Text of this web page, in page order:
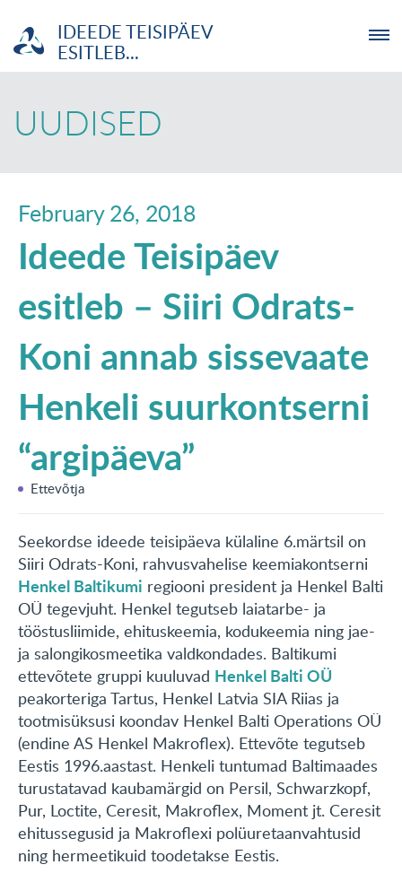
IDEEDE TEISIPÄEV
ESITLEB...
MTÜ
INVESTOR
TUTVUSTUS
UUDISED
UUDISED
February 26, 2018
Ideede Teisipäev
esitleb – Siiri Odrats-
Koni annab sissevaate
Henkeli suurkontserni
“argipäeva”
Ettevõtja
Seekordse ideede teisipäeva külaline 6.märtsil on
Siiri Odrats-Koni, rahvusvahelise keemiakontserni
Henkel Baltikumi regiooni president ja Henkel Balti
OÜ tegevjuht. Henkel tegutseb laiatarbe- ja
tööstusliimide, ehituskeemia, kodukeemia ning jae-
ja salongikosmeetika valdkondades. Baltikumi
ettevõtete gruppi kuuluvad Henkel Balti OÜ
peakorteriga Tartus, Henkel Latvia SIA Riias ja
tootmisüksusi koondav Henkel Balti Operations OÜ
(endine AS Henkel Makroflex). Ettevõte tegutseb
Eestis 1996.aastast. Henkeli tuntumad Baltimaades
turustatavad kaubamärgid on Persil, Schwarzkopf,
Pur, Loctite, Ceresit, Makroflex, Moment jt. Ceresit
ehitussegusid ja Makroflexi polüuretaanvahtusid
ning hermeetikuid toodetakse Eestis.